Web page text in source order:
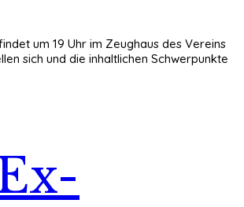
um 19 Uhr im Zeughaus des Vereins
sich und die inhaltlichen Schwerpunkte